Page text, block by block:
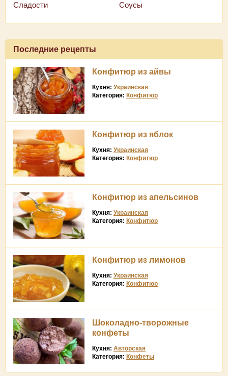
Сладости Соусы
Последние рецепты
Конфитюр из айвы
Кухня: Украинская
Категория: Конфитюр
Конфитюр из яблок
Кухня: Украинская
Категория: Конфитюр
Конфитюр из апельсинов
Кухня: Украинская
Категория: Конфитюр
Конфитюр из лимонов
Кухня: Украинская
Категория: Конфитюр
Шоколадно-творожные
конфеты
Кухня: Авторская
Категория: Конфеты